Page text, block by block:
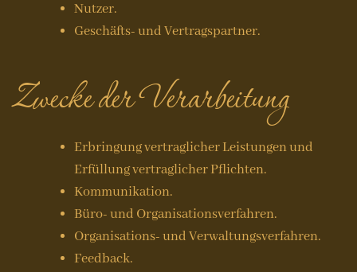
Nutzer.
Geschäfts- und Vertragspartner.
Zwecke der Verarbeitung
Erbringung vertraglicher Leistungen und
Erfüllung vertraglicher Pflichten.
Kommunikation.
Büro- und Organisationsverfahren.
Organisations- und Verwaltungsverfahren.
Feedback.